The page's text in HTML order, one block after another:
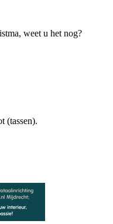
weet u het nog?
(tassen).